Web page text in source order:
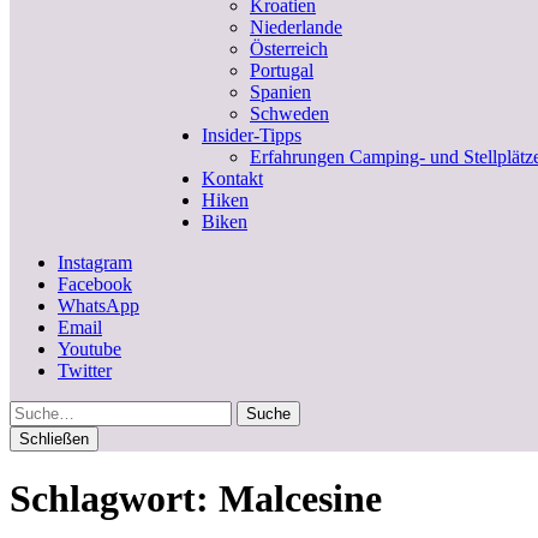
Kroatien
Niederlande
Österreich
Portugal
Spanien
Schweden
Insider-Tipps
Erfahrungen Camping- und
Kontakt
Hiken
Biken
Instagram
Facebook
WhatsApp
Email
Youtube
Twitter
Suche
Schließen
Schlagwort: Malcesine